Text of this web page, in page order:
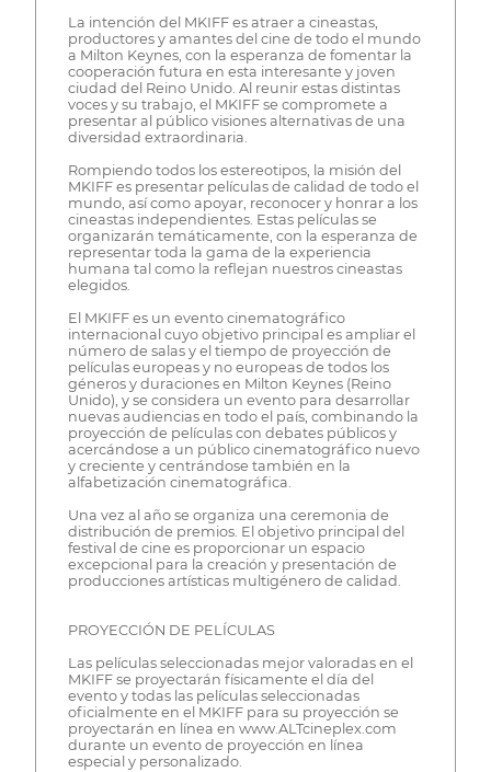
La intención del MKIFF es atraer a cineastas,
productores y amantes del cine de todo el mundo
a Milton Keynes, con la esperanza de fomentar la
cooperación futura en esta interesante y joven
ciudad del Reino Unido. Al reunir estas distintas
voces y su trabajo, el MKIFF se compromete a
presentar al público visiones alternativas de una
diversidad extraordinaria.
Rompiendo todos los estereotipos, la misión del
MKIFF es presentar películas de calidad de todo el
mundo, así como apoyar, reconocer y honrar a los
cineastas independientes. Estas películas se
organizarán temáticamente, con la esperanza de
representar toda la gama de la experiencia
humana tal como la reflejan nuestros cineastas
elegidos.
El MKIFF es un evento cinematográfico
internacional cuyo objetivo principal es ampliar el
número de salas y el tiempo de proyección de
películas europeas y no europeas de todos los
géneros y duraciones en Milton Keynes (Reino
Unido), y se considera un evento para desarrollar
nuevas audiencias en todo el país, combinando la
proyección de películas con debates públicos y
acercándose a un público cinematográfico nuevo
y creciente y centrándose también en la
alfabetización cinematográfica.
Una vez al año se organiza una ceremonia de
distribución de premios. El objetivo principal del
festival de cine es proporcionar un espacio
excepcional para la creación y presentación de
producciones artísticas multigénero de calidad.
PROYECCIÓN DE PELÍCULAS
Las películas seleccionadas mejor valoradas en el
MKIFF se proyectarán físicamente el día del
evento y todas las películas seleccionadas
oficialmente en el MKIFF para su proyección se
proyectarán en línea en www.ALTcineplex.com
durante un evento de proyección en línea
especial y personalizado.